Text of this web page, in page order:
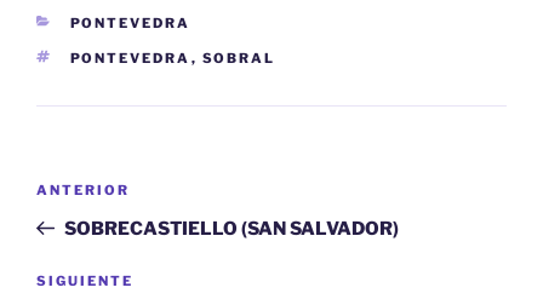
CATEGORÍAS
PONTEVEDRA
ETIQUETAS
PONTEVEDRA , SOBRAL
entradas
Entrada
anterior:
ANTERIOR
SOBRECASTIELLO (SAN SALVADOR)
Siguiente
SIGUIENTE